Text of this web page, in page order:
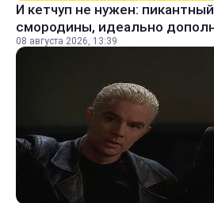
И кетчуп не нужен:
смородины, идеально
08 августа 2026, 13:39